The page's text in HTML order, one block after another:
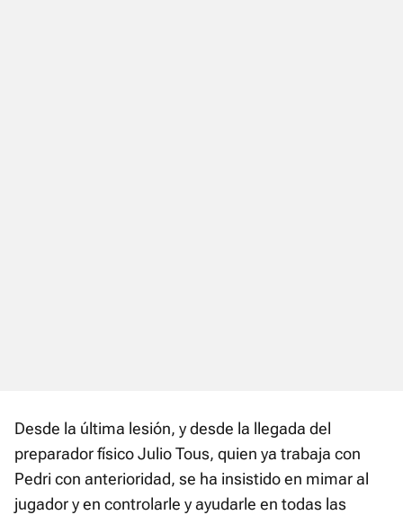
Desde la última lesión, y desde la llegada del
preparador físico Julio Tous, quien ya trabaja con
Pedri con anterioridad, se ha insistido en mimar al
jugador y en controlarle y ayudarle en todas las